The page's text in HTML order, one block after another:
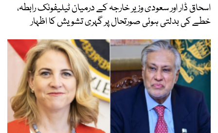
اسحاق ڈار اور سعودی وزیر خارجہ کے درمیان ٹیلیفونک رابطہ،
خطے کی بدلتی ہوئی صورتحال پر گہری تشویش کا اظہار